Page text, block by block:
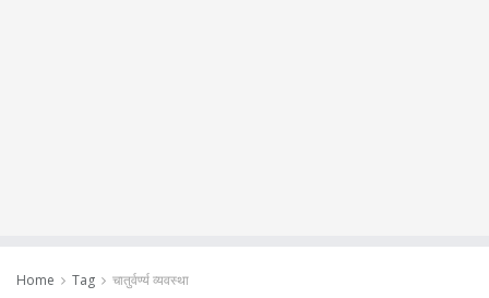
Home Tag चातुर्वर्ण्य व्यवस्था